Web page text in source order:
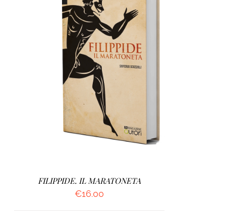
AGGIUNGI AL CARRELLO
FILIPPIDE. IL MARATONETA
€16.00